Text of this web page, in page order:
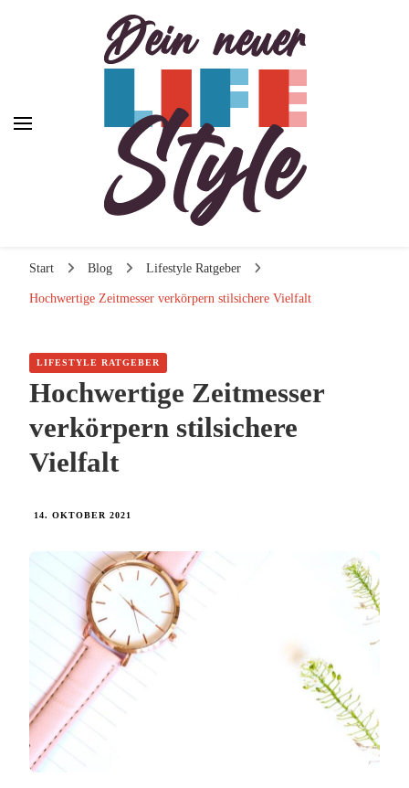
Dein neuer Lifestyle
Start Blog Lifestyle Ratgeber
Hochwertige Zeitmesser verkörpern stilsichere Vielfalt
LIFESTYLE RATGEBER
Hochwertige Zeitmesser
verkörpern stilsichere
Vielfalt
14. OKTOBER 2021